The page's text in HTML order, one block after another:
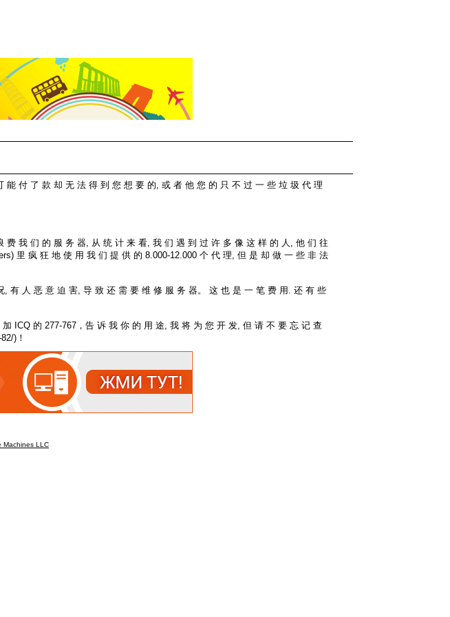
付 了 款 却 无 法 得 到 您 想 要 的, 或 者 他 您 的 只 不 过 一 些 垃 圾 代 理
我 们 的 服 务 器, 从 统 计 来 看, 我 们 遇 到 过 许 多 像 这 样 的 人, 他 们 往
里 疯 狂 地 使 用 我 们 提 供 的 8.000-12.000 个 代 理, 但 是 却 做 一 些 非 法
有 人 恶 意 迫 害, 导 致 还 需 要 维 修 服 务 器。 这 也 是 一 笔 费 用. 还 有 些
ICQ 的 277-767，告 诉 我 你 的 用 途, 我 将 为 您 开 发, 但 请 不 要 忘 记 查
)！
Machines LLC